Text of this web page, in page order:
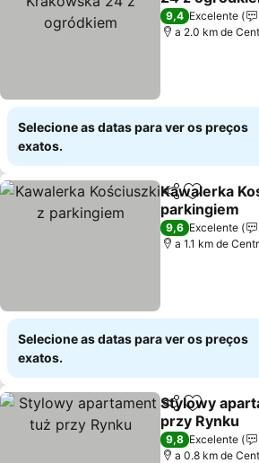
Ver preços
9,4 Excelente
a 2.0 km de
Selecione as datas para ver os preços
exatos.
PartilharAdicionar
Kawalerka
parkingiem
Ver preços
9,6 Excelente
a 1.1 km de
Selecione as datas para ver os preços
exatos.
PartilharAdicionar
Stylowy
przy Rynku
Ver preços
9,8 Excelente
a 0.8 km de